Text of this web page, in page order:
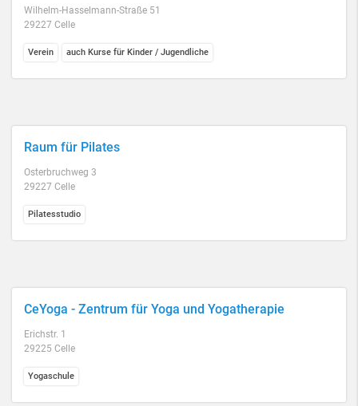
Wilhelm-Hasselmann-Straße 51
29227 Celle
Verein auch Kurse für Kinder / Jugendliche
Raum für Pilates
Osterbruchweg 3
29227 Celle
Pilatesstudio
CeYoga - Zentrum für Yoga und Yogatherapie
Erichstr. 1
29225 Celle
Yogaschule